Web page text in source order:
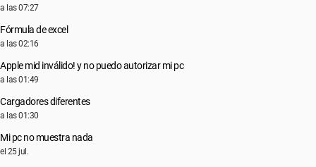
a las 07:27
Fórmula de excel
a las 02:16
Apple mid inválido! y no puedo autorizar mi pc
a las 01:49
Cargadores diferentes
a las 01:30
Mi pc no muestra nada
el 25 jul.